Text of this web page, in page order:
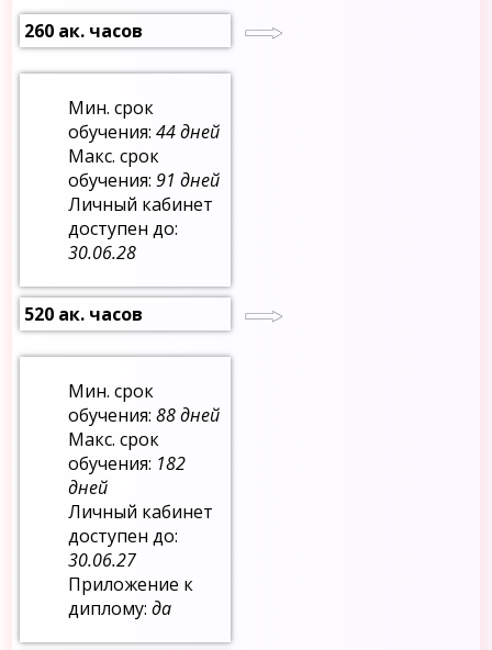
260 ак. часов
Мин. срок
обучения:44 дней
Макс. срок
обучения:91 дней
Личный кабинет
доступен до:
30.06.28
520 ак. часов
Мин. срок
обучения:88 дней
Макс. срок
обучения: 182
дней
Личный кабинет
доступен до:
30.06.27
Приложение к
диплому:да